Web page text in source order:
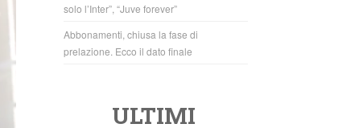
solo l’Inter”, “Juve forever”
Abbonamenti, chiusa la fase di
prelazione. Ecco il dato finale
ULTIMI